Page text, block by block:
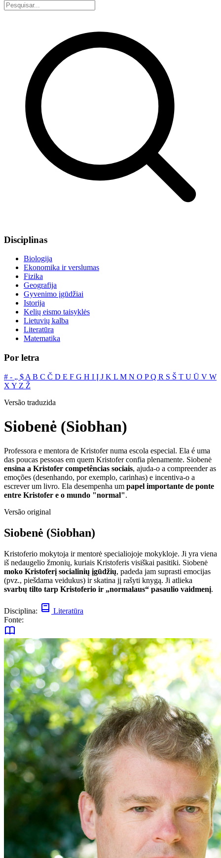
Disciplinas
Biologija
Ekonomika ir verslumas
Fizika
Geografija
Gyvenimo įgūdžiai
Istorija
Kelių eismo taisyklės
Lietuvių kalba
Literatūra
Matematika
Por letra
# ‐ „ $ A B C Č D E F G H I Į J K L M N O PQ R S Š T U Ū V W
X Y Z Ž
Versão traduzida
Siobenė (Siobhan)
Professora e mentora de Kristofer numa escola especial. Ela é uma
das poucas pessoas em quem Kristofer confia plenamente. Siobenė
ensina a Kristofer competências sociais, ajuda-o a compreender as
emoções (desenhando, por exemplo, carinhas) e incentiva-o a
escrever um livro. Ela desempenha um papel importante de ponte
entre Kristofer e o mundo "normal".
Versão original
Siobenė (Siobhan)
Kristoferio mokytoja ir mentorė specialiojoje mokykloje. Ji yra viena
iš nedaugelio žmonių, kuriais Kristoferis visiškai pasitiki. Siobenė
moko Kristoferį socialinių įgūdžių, padeda jam suprasti emocijas
(pvz., piešdama veidukus) ir skatina jį rašyti knygą. Ji atlieka
svarbų tilto tarp Kristoferio ir „normalaus“ pasaulio vaidmenį.
Disciplina:
Literatūra
Fonte: